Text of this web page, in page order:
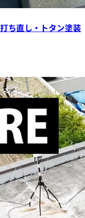
ち直し・トタン塗装